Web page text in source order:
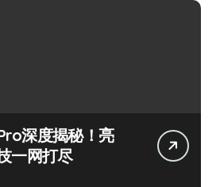
深度揭秘！亮
一网打尽